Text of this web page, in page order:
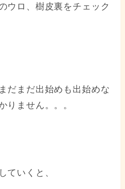
ウロ、樹皮裏をチェック
だまだ出始めも出始めな
りません。。。
ていくと、